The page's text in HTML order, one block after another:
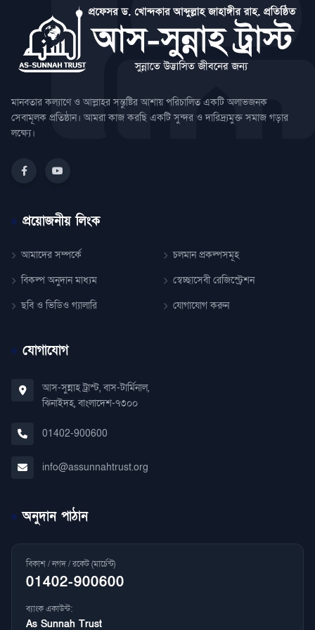
মানবতার কল্যাণে ও আল্লাহর সন্তুষ্টির আশায় পরিচালিত একটি অলাভজনক
সেবামূলক প্রতিষ্ঠান। আমরা কাজ করছি একটি সুন্দর ও দারিদ্র্যমুক্ত সমাজ গড়ার
লক্ষ্যে।
প্রয়োজনীয় লিংক
আমাদের সম্পর্কে
চলমান প্রকল্পসমূহ
বিকল্প অনুদান মাধ্যম
স্বেচ্ছাসেবী রেজিস্ট্রেশন
ছবি ও ভিডিও গ্যালারি
যোগাযোগ করুন
যোগাযোগ
আস-সুন্নাহ ট্রাস্ট, বাস-টার্মিনাল,
ঝিনাইদহ, বাংলাদেশ-৭৩০০
01402-900600
info@assunnahtrust.org
অনুদান পাঠান
বিকাশ / নগদ / রকেট (মার্চেন্ট)
01402-900600
ব্যাংক একাউন্ট:
As Sunnah Trust